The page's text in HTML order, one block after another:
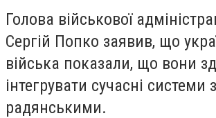
Голова військової
Сергій Попко заявив, що
війська показали, що вони
інтегрувати сучасні системи з
радянськими.